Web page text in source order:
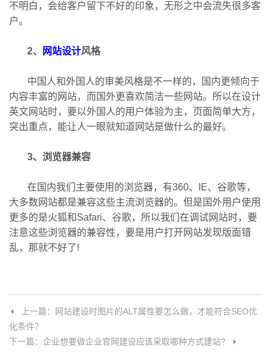
不明白，会给客户留下不好的印象，无形之中会流失很多客
户。
2、 网站设计风格
中国人和外国人的审美风格是不一样的，国内更倾向于
内容丰富的网站，而国外更喜欢简洁一些网站。所以在设计
英文网站时，要以外国人的用户体验为主，页面简单大方，
突出重点，能让人一眼就知道网站是做什么的最好。
3、浏览器兼容
在国内我们主要使用的浏览器，有360、IE、谷歌等，
大多数网站都是兼容这些主流浏览器的。但是国外用户使用
更多的是火狐和Safari、谷歌，所以我们在调试网站时，要
注意这些浏览器的兼容性，要是用户打开网站发现版面错
乱，那就不好了!
上一篇：网站建设时图片的ALT属性要怎么做，才能符合SEO优
化条件？
下一篇：企业想要做企业官网建设应该采取哪种方式建站?